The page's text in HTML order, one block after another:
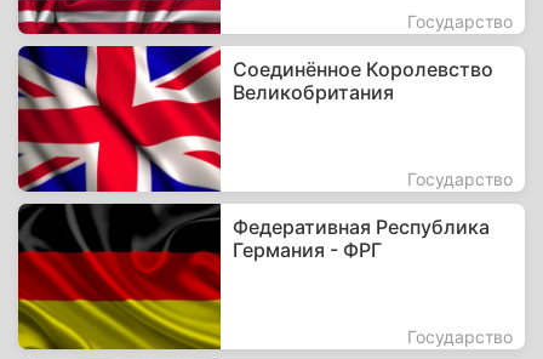
Государство
Соединённое Королевство
Великобритания
Государство
Федеративная Республика
Германия - ФРГ
Государство